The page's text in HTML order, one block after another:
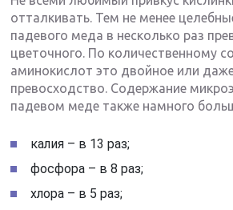
отталкивать. Тем не менее
падевого меда в несколько раз
цветочного. По количественному
аминокислот это двойное или
превосходство. Содержание
падевом меде также намного
калия – в 13 раз;
фосфора – в 8 раз;
хлора – в 5 раз;